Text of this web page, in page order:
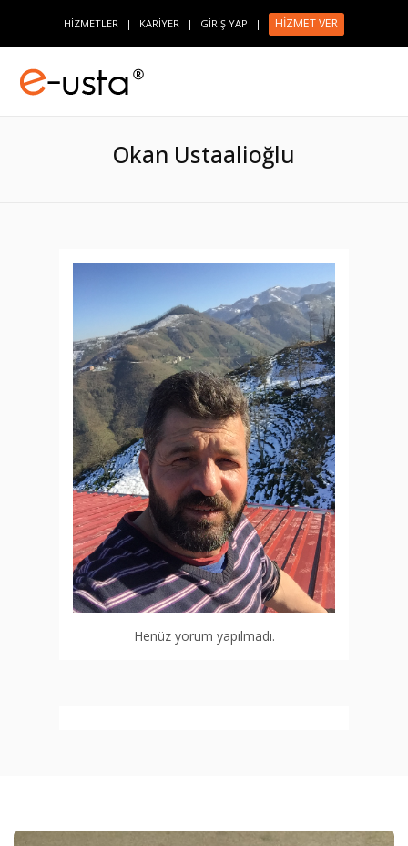
HİZMETLER | KARİYER | GİRİŞ YAP | HİZMET VER
Okan Ustaalioğlu
Henüz yorum yapılmadı.